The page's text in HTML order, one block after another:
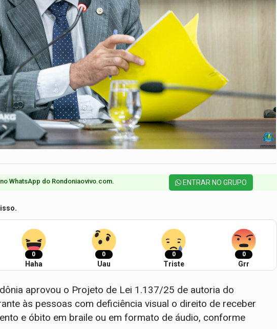
WhatsApp do Rondoniaovivo.com.​ ENTRAR NO GRUPO
0
Haha
0
Uau
0
Triste
0
Grr
aprovou o Projeto de Lei 1.137/25 de autoria do
às pessoas com deficiência visual o direito de receber
e óbito em braile ou em formato de áudio, conforme